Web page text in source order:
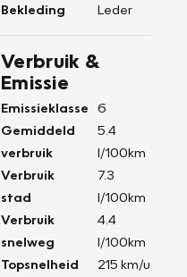
Bekleding
Leder
Verbruik &
Emissie
Emissieklasse
6
Gemiddeld
verbruik
5.4
l/100km
Verbruik
stad
7.3
l/100km
Verbruik
snelweg
4.4
l/100km
Topsnelheid
215 km/u